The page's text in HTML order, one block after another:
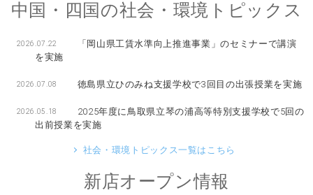
中国・四国の社会・環境トピックス
2026.07.22
「岡山県工賃水準向上推進事業」のセミナーで講演
を実施
2026.07.08 徳島県立ひのみね支援学校で3回目の出張授業を実施
2026.05.18
2025年度に鳥取県立琴の浦高等特別支援学校で5回の
出前授業を実施
社会・環境トピックス一覧はこちら
新店オープン情報